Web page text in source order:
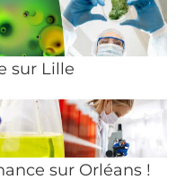
sur Lille
sur Orléans !